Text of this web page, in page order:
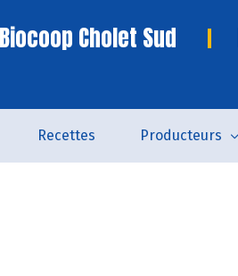
Biocoop Cholet Sud
Recettes Producteurs